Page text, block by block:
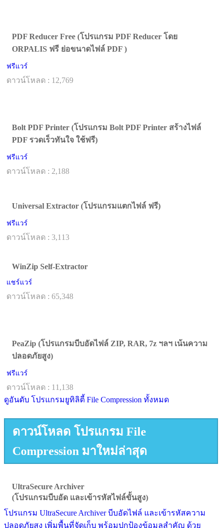
PDF Reducer Free (โปรแกรม PDF Reducer โดย
ORPALIS ฟรี ย่อขนาดไฟล์ PDF )
ฟรีแวร์
ดาวน์โหลด : 12,769
Bolt PDF Printer (โปรแกรม Bolt PDF Printer สร้างไฟล์
PDF รวดเร็วทันใจ ใช้ฟรี)
ฟรีแวร์
ดาวน์โหลด : 2,188
Universal Extractor (โปรแกรมแตกไฟล์ ฟรี)
ฟรีแวร์
ดาวน์โหลด : 3,113
WinZip Self-Extractor
แชร์แวร์
ดาวน์โหลด : 65,348
PeaZip (โปรแกรมบีบอัดไฟล์ ZIP, RAR, 7z ฯลฯ เน้นความ
ปลอดภัยสูง)
ฟรีแวร์
ดาวน์โหลด : 11,138
ดูอันดับ โปรแกรมยูทิลิตี้ File Compression ทั้งหมด
ดาวน์โหลด โปรแกรม File
Compression มาใหม่ล่าสุด
UltraSecure Archiver
(โปรแกรมบีบอัด และเข้ารหัสไฟล์ขั้นสูง)
โปรแกรม UltraSecure Archiver บีบอัดไฟล์ และเข้ารหัสความ
ปลอดภัยสูง เพิ่มพื้นที่จัดเก็บ พร้อมปกป้องข้อมูลสำคัญ ด้วย